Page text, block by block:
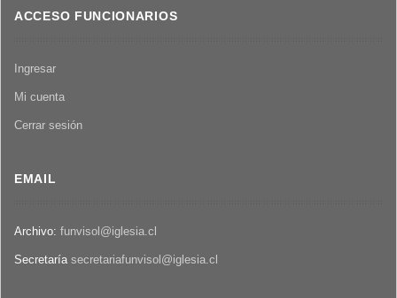
ACCESO FUNCIONARIOS
Ingresar
Mi cuenta
Cerrar sesión
EMAIL
Archivo: funvisol@iglesia.cl
Secretaría secretariafunvisol@iglesia.cl